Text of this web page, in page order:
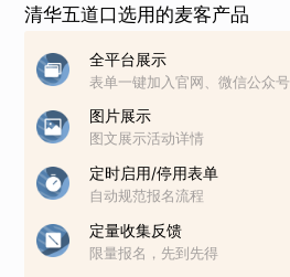
清华五道口选用的麦客产品
全平台展示
表单一键加入官网、微信公众号
图片展示
图文展示活动详情
定时启用/停用表单
自动规范报名流程
定量收集反馈
限量报名，先到先得